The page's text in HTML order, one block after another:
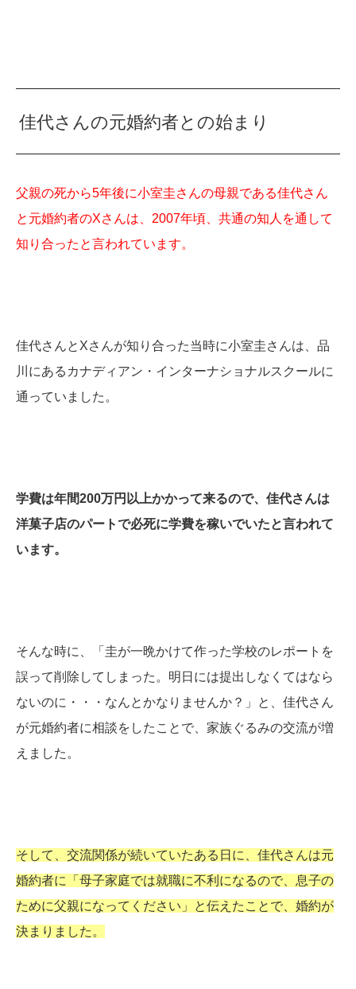
佳代さんの元婚約者との始まり
父親の死から5年後に小室圭さんの母親である佳代さん
と元婚約者のXさんは、2007年頃、共通の知人を通して
知り合ったと言われています。
佳代さんとXさんが知り合った当時に小室圭さんは、品
川にあるカナディアン・インターナショナルスクールに
通っていました。
学費は年間200万円以上かかって来るので、佳代さんは
洋菓子店のパートで必死に学費を稼いでいたと言われて
います。
そんな時に、「圭が一晩かけて作った学校のレポートを
誤って削除してしまった。明日には提出しなくてはなら
ないのに・・・なんとかなりませんか？」と、佳代さん
が元婚約者に相談をしたことで、家族ぐるみの交流が増
えました。
そして、交流関係が続いていたある日に、佳代さんは元
婚約者に「母子家庭では就職に不利になるので、息子の
ために父親になってください」と伝えたことで、婚約が
決まりました。